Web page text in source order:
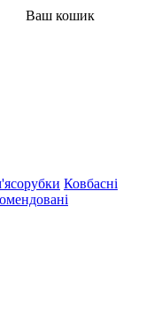
Ваш кошик
Ковбасні